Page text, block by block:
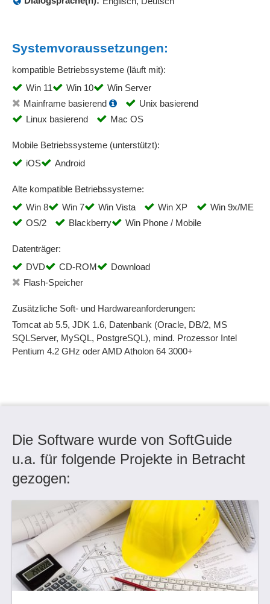
Prozessoptimierung
Prozesstemplates
Prozessüberwachung
Prozessverfolgung
Prozessvisualisierung
Prüflisten
Qualitätskontrolle
Qualitätsmanagement
Rechnungen
Rechteverwaltung
Regelbasierte Ausnahmebehandlung
Risikomanagement
Rollenverwaltung
Runtime-Versionen
Simulationswerkzeuge
Skalierbarkeit
Stellenbeschreibungen
Strategiemanagement
Strukturänderungen
Strukturiertes Design (SD)
Suchstrategien
Swimlanes
Syntaxhervorhebung
Teams
Teamwebsites
Systemvoraussetzungen:
kompatible Betriebssysteme (läuft mit):
Win 11
Win 10
Win Server
Mainframe basierend
Unix basierend
Linux basierend
Mac OS
Mobile Betriebssysteme (unterstützt):
iOS
Android
Alte kompatible Betriebssysteme:
Win 8
Win 7 Win Vista Win XP
Win 9x/ME
OS/2
Blackberry Win Phone / Mobile
Datenträger:
DVD
CD-ROM
Download
Flash-Speicher
Zusätzliche Soft- und Hardwareanforderungen:
Tomcat ab 5.5, JDK 1.6, Datenbank (Oracle, DB/2, MS
SQLServer, MySQL, PostgreSQL), mind. Prozessor Intel
Pentium 4.2 GHz oder AMD Atholon 64 3000+
Die Software wurde von SoftGuide
u.a. für folgende Projekte in Betracht
gezogen: